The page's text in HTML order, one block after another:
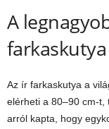
A
Az ír farkaskutya a
elérheti a 80–90 cm-t,
arról kapta, hogy